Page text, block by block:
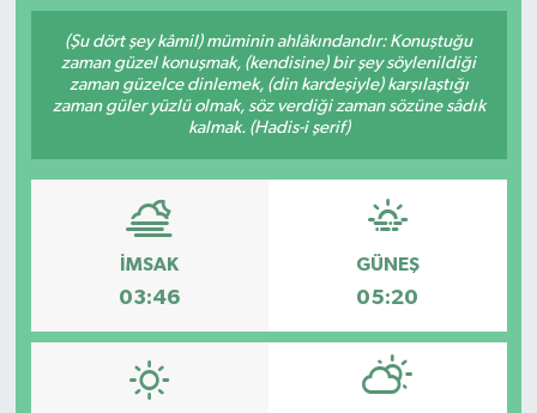
(Şu dört şey kâmil) müminin ahlâkındandır: Konuştuğu
zaman güzel konuşmak, (kendisine) bir şey söylenildiği
zaman güzelce dinlemek, (din kardeşiyle) karşılaştığı
zaman güler yüzlü olmak, söz verdiği zaman sözüne sâdık
kalmak. (Hadis-i şerif)
İMSAK
03:46
GÜNEŞ
05:20